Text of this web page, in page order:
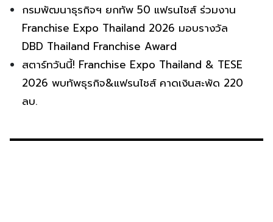
กรมพัฒนาธุรกิจฯ ยกทัพ 50 แฟรนไชส์ ร่วมงาน
Franchise Expo Thailand 2026 มอบรางวัล
DBD Thailand Franchise Award
สตาร์ทวันนี้! Franchise Expo Thailand & TESE
2026 พบทัพธุรกิจ&แฟรนไชส์ คาดเงินสะพัด 220
ลบ.